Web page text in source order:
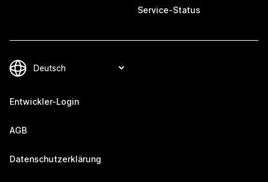
Service-Status
Entwickler-Login
AGB
Datenschutzerklärung